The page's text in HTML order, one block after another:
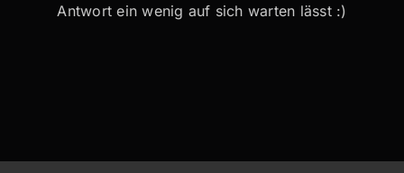
Antwort ein wenig auf sich warten lässt :)